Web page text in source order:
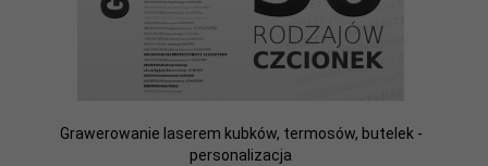
Grawerowanie laserem kubków, termosów, butelek -
personalizacja